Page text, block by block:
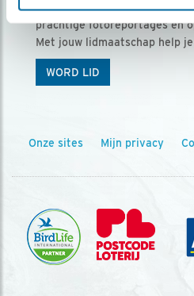
Vogels is het tijdschrift voor
prachtige fotoreportages en
Met jouw lidmaatschap help
WORD LID
Onze sites Mijn privacy